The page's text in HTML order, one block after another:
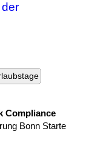
Compliance
Bonn Starte